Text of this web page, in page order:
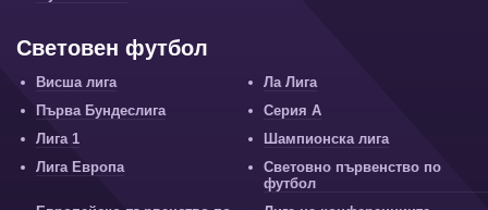
Световен футбол
Висша лига
Ла Лига
Първа Бундеслига
Серия А
Лига 1
Шампионска лига
Лига Европа
Световно първенство по
футбол